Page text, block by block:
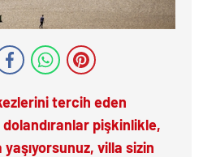
tercih eden
pişkinlikle,
yaşıyorsunuz, villa sizin